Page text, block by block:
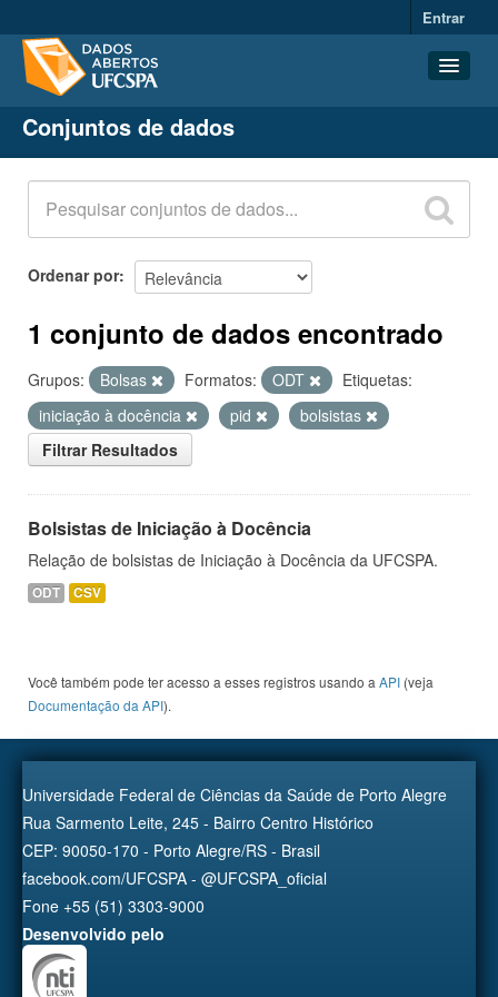
Entrar
Conjuntos de dados
Organizações
Grupos
Sobre
Conjuntos de dados
Ordenar por
1 conjunto de dados encontrado
Grupos: Bolsas Formatos: ODT
Etiquetas:
iniciação à docência
pid
bolsistas
Filtrar Resultados
Bolsistas de Iniciação à Docência
Relação de bolsistas de Iniciação à Docência da UFCSPA.
ODT CSV
Você também pode ter acesso a esses registros usando a API (veja
Documentação da API).
Universidade Federal de Ciências da Saúde de Porto Alegre
Rua Sarmento Leite, 245 - Bairro Centro Histórico
CEP: 90050-170 - Porto Alegre/RS - Brasil
facebook.com/UFCSPA - @UFCSPA_oficial
Fone +55 (51) 3303-9000
Desenvolvido pelo